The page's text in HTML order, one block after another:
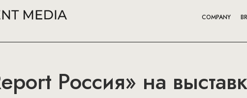
COMPANY
Россия» на